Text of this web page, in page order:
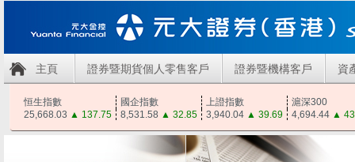
主頁 證券暨期貨個人零售客戶 證券暨機構客戶 資
恒生指數 國企指數 上證指數
滬深300
25,668.03 ▲ 137.75 8,531.58 ▲ 32.85 3,940.04 ▲ 39.69 4,694.44 ▲